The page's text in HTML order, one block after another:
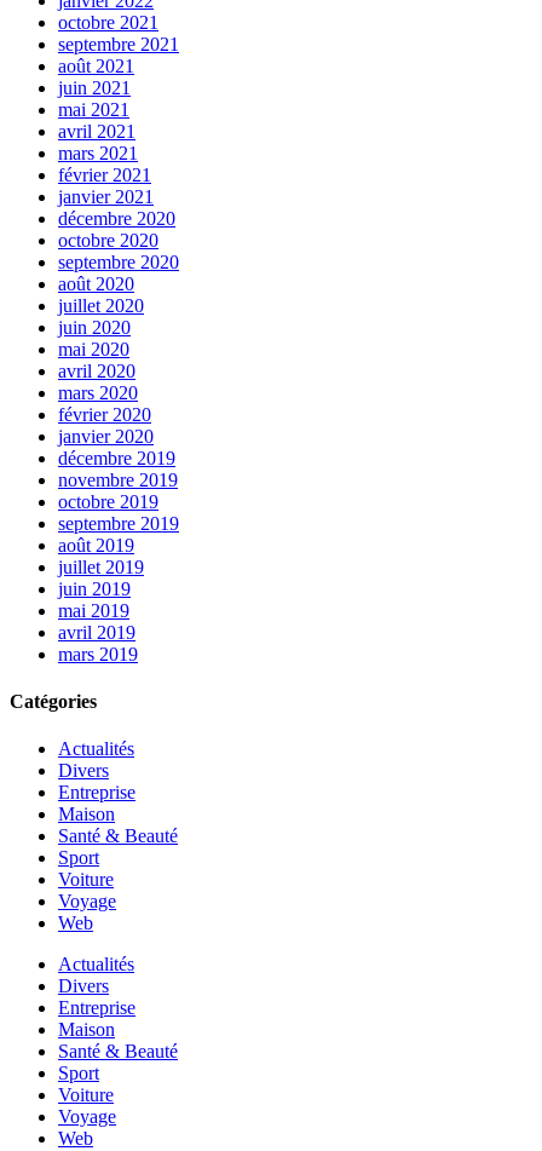
octobre 2021
septembre 2021
août 2021
juin 2021
mai 2021
avril 2021
mars 2021
février 2021
janvier 2021
décembre 2020
octobre 2020
septembre 2020
août 2020
juillet 2020
juin 2020
mai 2020
avril 2020
mars 2020
février 2020
janvier 2020
décembre 2019
novembre 2019
octobre 2019
septembre 2019
août 2019
juillet 2019
juin 2019
mai 2019
avril 2019
mars 2019
Catégories
Actualités
Divers
Entreprise
Maison
Santé & Beauté
Sport
Voiture
Voyage
Web
Actualités
Divers
Entreprise
Maison
Santé & Beauté
Sport
Voiture
Voyage
Web